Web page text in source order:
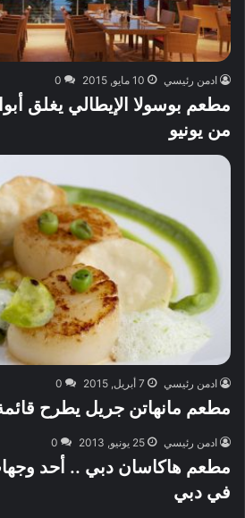
ادمن رئيسي 10 مايو, 2015 0
من يونيو
ادمن رئيسي 7 أبريل, 2015 0
مطعم مانهاتن جريل يطرح
ادمن رئيسي 25 يونيو, 2013 0
مطعم هاكاسان دبي .. أحد
في دبي